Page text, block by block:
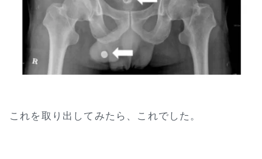
これを取り出してみたら、これでした。